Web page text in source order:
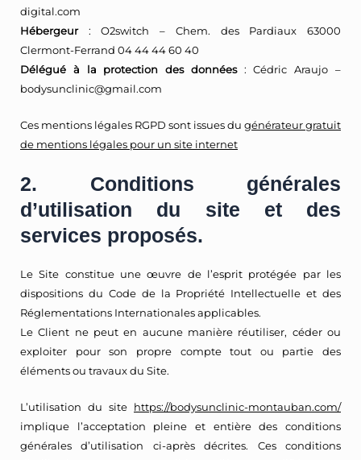
digital.com
Hébergeur: O2switch – Chem. des Pardiaux 63000
Clermont-Ferrand 04 44 44 60 40
Délégué à la protection des données: Cédric Araujo –
bodysunclinic@gmail.com
Ces mentions légales RGPD sont issues du générateur gratuit
de mentions légales pour un site internet
2. Conditions générales
d’utilisation du site et des
services proposés.
Le Site constitue une œuvre de l’esprit protégée par les
dispositions du Code de la Propriété Intellectuelle et des
Réglementations Internationales applicables.
Le Client ne peut en aucune manière réutiliser, céder ou
exploiter pour son propre compte tout ou partie des
éléments ou travaux du Site.
L’utilisation du site https://bodysunclinic-montauban.com/
implique l’acceptation pleine et entière des conditions
générales d’utilisation ci-après décrites. Ces conditions